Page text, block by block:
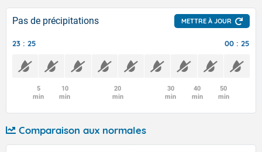
Pas de précipitations METTRE À JOUR
23 : 25 00 : 25
5
min
10
min
20
min
30
min
40
min
50
min
Comparaison aux normales